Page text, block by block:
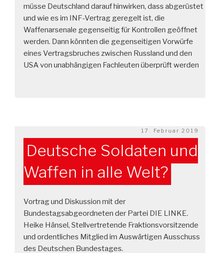
müsse Deutschland darauf hinwirken, dass abgerüstet
und wie es im INF-Vertrag geregelt ist, die
Waffenarsenale gegenseitig für Kontrollen geöffnet
werden. Dann könnten die gegenseitigen Vorwürfe
eines Vertragsbruches zwischen Russland und den
USA von unabhängigen Fachleuten überprüft werden
Veröffentlicht
am
17. Februar 2019
Deutsche Soldaten und
Waffen in alle Welt?
Vortrag und Diskussion mit der
Bundestagsabgeordneten der Partei DIE LINKE.
Heike Hänsel, Stellvertretende Fraktionsvorsitzende
und ordentliches Mitglied im Auswärtigen Ausschuss
des Deutschen Bundestages.